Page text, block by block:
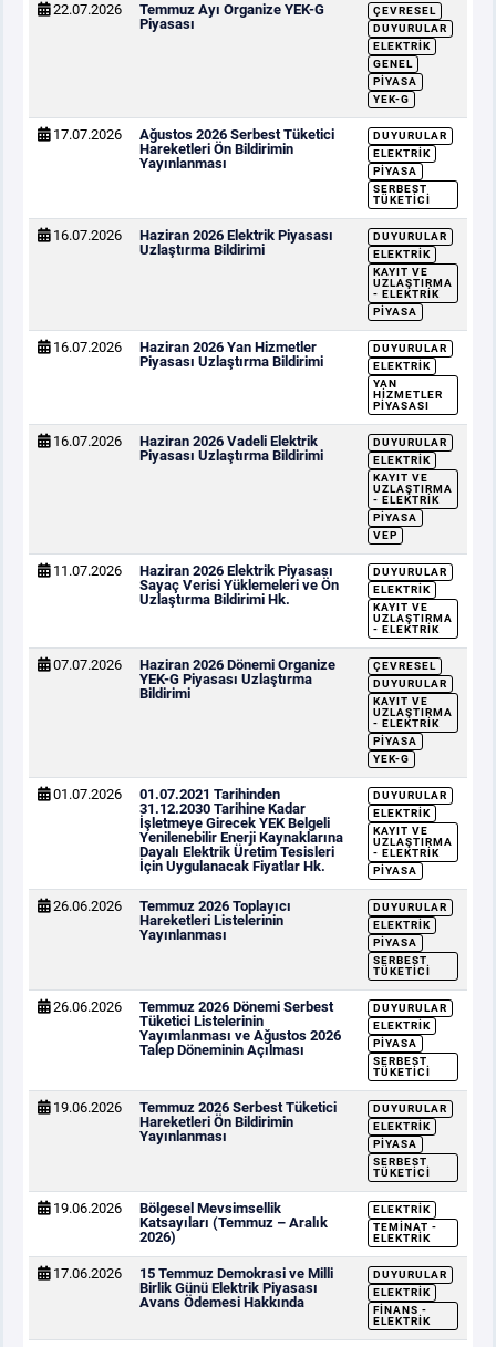
22.07.2026
Temmuz Ayı Organize YEK-G
Piyasası
ÇEVRESEL
DUYURULAR
ELEKTRIK
GENEL
PIYASA
YEK-G
17.07.2026
Ağustos 2026 Serbest Tüketici
Hareketleri Ön Bildirimin
Yayınlanması
DUYURULAR
ELEKTRIK
PIYASA
SERBEST
TÜKETICI
16.07.2026
Haziran 2026 Elektrik Piyasası
Uzlaştırma Bildirimi
DUYURULAR
ELEKTRIK
KAYIT VE
UZLAŞTIRMA
- ELEKTRIK
PIYASA
16.07.2026
Haziran 2026 Yan Hizmetler
Piyasası Uzlaştırma Bildirimi
DUYURULAR
ELEKTRIK
YAN
HIZMETLER
PIYASASI
16.07.2026
Haziran 2026 Vadeli Elektrik
Piyasası Uzlaştırma Bildirimi
DUYURULAR
ELEKTRIK
KAYIT VE
UZLAŞTIRMA
- ELEKTRIK
PIYASA
VEP
11.07.2026
Haziran 2026 Elektrik Piyasası
Sayaç Verisi Yüklemeleri ve Ön
Uzlaştırma Bildirimi Hk.
DUYURULAR
ELEKTRIK
KAYIT VE
UZLAŞTIRMA
- ELEKTRIK
07.07.2026
Haziran 2026 Dönemi Organize
YEK-G Piyasası Uzlaştırma
Bildirimi
ÇEVRESEL
DUYURULAR
KAYIT VE
UZLAŞTIRMA
- ELEKTRIK
PIYASA
YEK-G
01.07.2026
01.07.2021 Tarihinden
31.12.2030 Tarihine Kadar
İşletmeye Girecek YEK Belgeli
Yenilenebilir Enerji Kaynaklarına
Dayalı Elektrik Üretim Tesisleri
İçin Uygulanacak Fiyatlar Hk.
DUYURULAR
ELEKTRIK
KAYIT VE
UZLAŞTIRMA
- ELEKTRIK
PIYASA
26.06.2026
Temmuz 2026 Toplayıcı
Hareketleri Listelerinin
Yayınlanması
DUYURULAR
ELEKTRIK
PIYASA
SERBEST
TÜKETICI
26.06.2026
Temmuz 2026 Dönemi Serbest
Tüketici Listelerinin
Yayımlanması ve Ağustos 2026
Talep Döneminin Açılması
DUYURULAR
ELEKTRIK
PIYASA
SERBEST
TÜKETICI
19.06.2026
Temmuz 2026 Serbest Tüketici
Hareketleri Ön Bildirimin
Yayınlanması
DUYURULAR
ELEKTRIK
PIYASA
SERBEST
TÜKETICI
19.06.2026
Bölgesel Mevsimsellik
Katsayıları (Temmuz – Aralık
2026)
ELEKTRIK
TEMINAT -
ELEKTRIK
17.06.2026
15 Temmuz Demokrasi ve Milli
Birlik Günü Elektrik Piyasası
Avans Ödemesi Hakkında
DUYURULAR
ELEKTRIK
FINANS -
ELEKTRIK